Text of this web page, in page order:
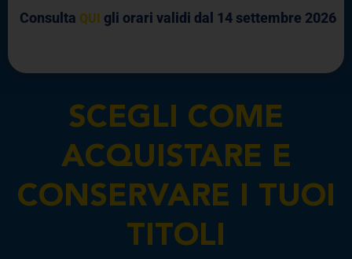
Consulta QUI gli orari validi dal 14 settembre 2026
SCEGLI COME
ACQUISTARE E
CONSERVARE I TUOI
TITOLI